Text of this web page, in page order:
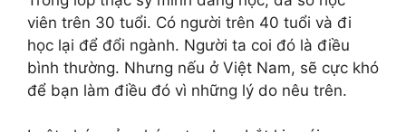
viên trên 30 tuổi. Có người trên 40 tuổi và đi
học lại để đổi ngành. Người ta coi đó là điều
bình thường. Nhưng nếu ở Việt Nam, sẽ cực khó
để bạn làm điều đó vì những lý do nêu trên.